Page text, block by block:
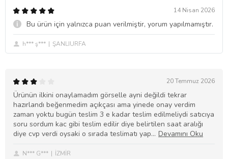
14 Nisan 2026
Bu ürün için yalnızca puan verilmiştir, yorum yapılmamıştır.
h*** ş*** ŞANLIURFA
20 Temmuz 2026
Ürünün ilkini onaylamadım görselle ayni değildi tekrar
hazırlandı beğenmedim açıkçası ama yinede onay verdim
zaman yoktu bugün teslim 3 e kadar teslim edilmeliydi satıcıya
soru sordum kac gibi teslim edilir diye belirtilen saat aralığı
diye cvp verdi oysaki o sırada teslimatı yap
N*** G*** İZMİR